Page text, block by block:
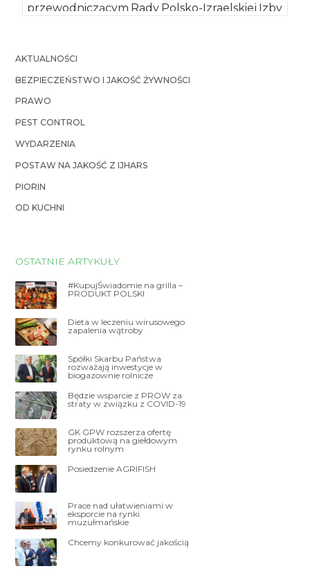
przewodniczącym Rady Polsko-Izraelskiej Izby
AKTUALNOŚCI
BEZPIECZEŃSTWO I JAKOŚĆ ŻYWNOŚCI
PRAWO
PEST CONTROL
WYDARZENIA
POSTAW NA JAKOŚĆ Z IJHARS
PIORIN
OD KUCHNI
OSTATNIE ARTYKUŁY
#KupujŚwiadomie na grilla –
PRODUKT POLSKI
Dieta w leczeniu wirusowego
zapalenia wątroby
Spółki Skarbu Państwa
rozważają inwestycje w
biogazownie rolnicze
Będzie wsparcie z PROW za
straty w związku z COVID-19
GK GPW rozszerza ofertę
produktową na giełdowym
rynku rolnym
Posiedzenie AGRIFISH
Prace nad ułatwieniami w
eksporcie na rynki
muzułmańskie
Chcemy konkurować jakością